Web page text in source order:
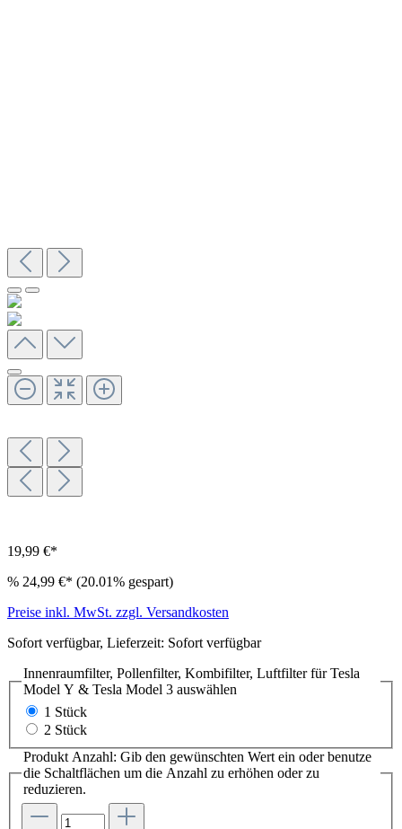
19,99 €*
% 24,99 €* (20.01% gespart)
Preise inkl. MwSt. zzgl. Versandkosten
Sofort verfügbar, Lieferzeit: Sofort verfügbar
Innenraumfilter, Pollenfilter, Kombifilter, Luftfilter für Tesla
Model Y & Tesla Model 3 auswählen
1 Stück
2 Stück
Produkt Anzahl: Gib den gewünschten Wert ein oder benutze
die Schaltflächen um die Anzahl zu erhöhen oder zu
reduzieren.